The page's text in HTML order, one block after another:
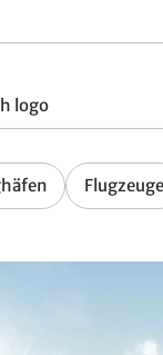
logo
Flugzeuge